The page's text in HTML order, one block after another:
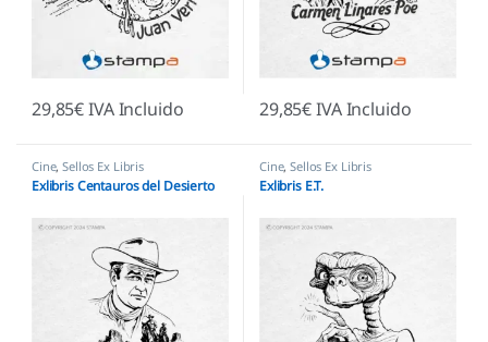
29,85€IVA Incluido 29,85€IVA Incluido
Cine,Sellos Ex Libris
Exlibris Centauros del Desierto
Cine,Sellos Ex Libris
Exlibris E.T.